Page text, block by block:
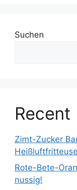
Suchen
Recent
Zimt-Zucker
Heißluftfritteuse
Rote-Bete-
nussig!